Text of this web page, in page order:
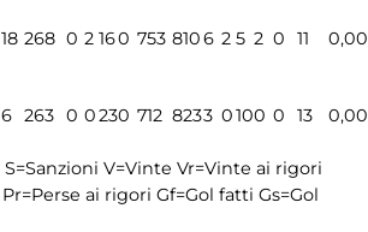
18 268 0 2 160 753 8106 2 5 2 0 11 0,00
6 263 0 0230 712 8233 0100 0 13 0,00
S=Sanzioni V=Vinte Vr=Vinte ai rigori
Pr=Perse ai rigori Gf=Gol fatti Gs=Gol